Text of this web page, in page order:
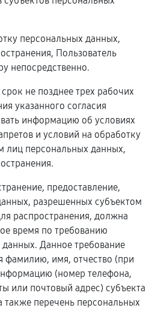
персональных данных,
Пользователь
непосредственно.
не позднее трех рабочих
указанного согласия
информацию об условиях
и условий на обработку
лиц персональных данных,
предоставление,
разрешенных субъектом
распространения, должна
время по требованию
Данное требование
фамилию, имя, отчество (при
(номер телефона,
или почтовый адрес) субъекта
также перечень персональных